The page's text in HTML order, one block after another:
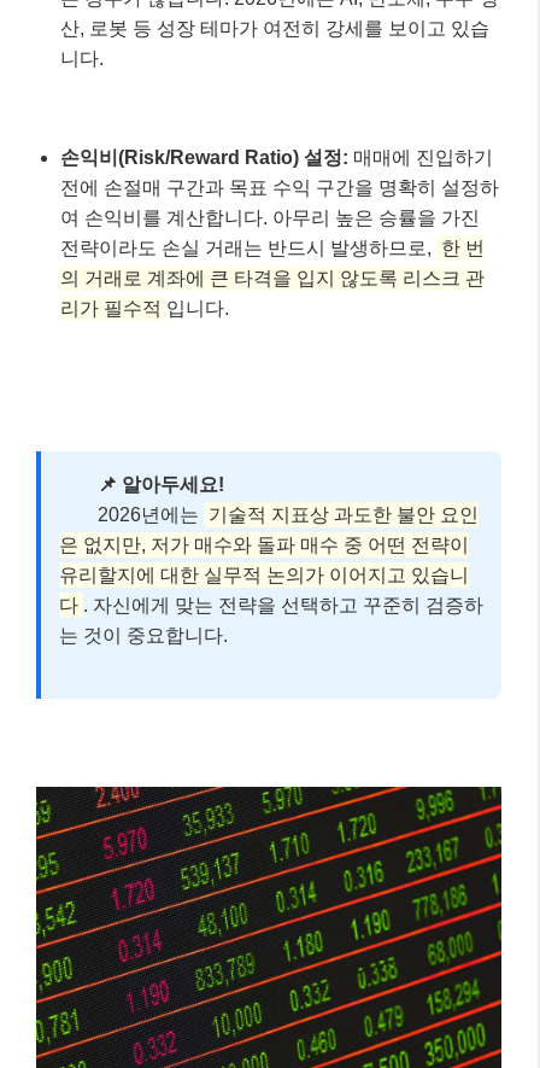
산, 로봇 등 성장 테마가 여전히 강세를 보이고 있습
니다.
손익비(Risk/Reward Ratio) 설정: 매매에 진입하기
전에 손절매 구간과 목표 수익 구간을 명확히 설정하
여 손익비를 계산합니다. 아무리 높은 승률을 가진
전략이라도 손실 거래는 반드시 발생하므로, 한 번
의 거래로 계좌에 큰 타격을 입지 않도록 리스크 관
리가 필수적 입니다.
📌 알아두세요!
2026년에는 기술적 지표상 과도한 불안 요인
은 없지만, 저가 매수와 돌파 매수 중 어떤 전략이
유리할지에 대한 실무적 논의가 이어지고 있습니
다 . 자신에게 맞는 전략을 선택하고 꾸준히 검증하
는 것이 중요합니다.